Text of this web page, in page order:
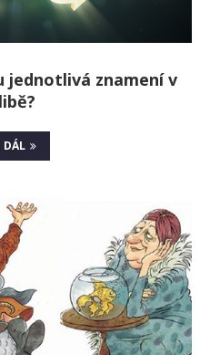
jednotlivá znamení v
DÁL